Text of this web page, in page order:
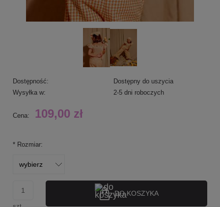
Dostępność:
Dostępny do uszycia
Wysyłka w:
2-5 dni roboczych
Cena: 109,00 zł
* Rozmiar:
DO KOSZYKA